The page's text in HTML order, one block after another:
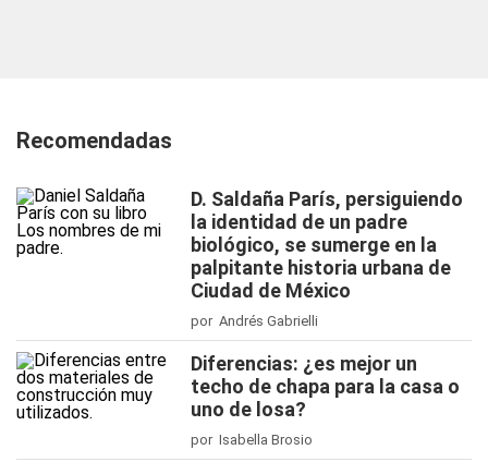
Recomendadas
D. Saldaña París, persiguiendo
la identidad de un padre
biológico, se sumerge en la
palpitante historia urbana de
Ciudad de México
por Andrés Gabrielli
Diferencias: ¿es mejor un
techo de chapa para la casa o
uno de losa?
por Isabella Brosio